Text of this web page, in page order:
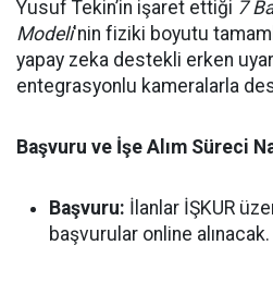
Yusuf Tekin’in işaret ettiği 7
Modeli'nin fiziki boyutu
yapay zeka destekli erken
entegrasyonlu kameralarla
Başvuru ve İşe Alım Süreci
Başvuru: İlanlar İŞKUR
başvurular online alınacak.